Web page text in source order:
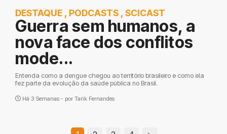
DESTAQUE , PODCASTS , SCICAST
Guerra sem humanos, a
nova face dos conflitos
mode...
Entenda como a dengue chegou ao território brasileiro e como ela
fez parte da evolução da saúde pública no Brasil.
Há 3 Semanas - por Tarik Fernandes